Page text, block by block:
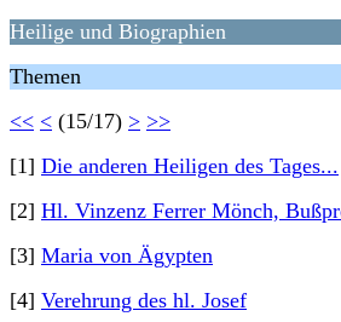
Heilige und Biographien
Themen
<< < (15/17) > >>
[1] Die anderen Heiligen des Tages...
[2] Hl. Vinzenz Ferrer Mönch,
[3] Maria von Ägypten
[4] Verehrung des hl. Josef